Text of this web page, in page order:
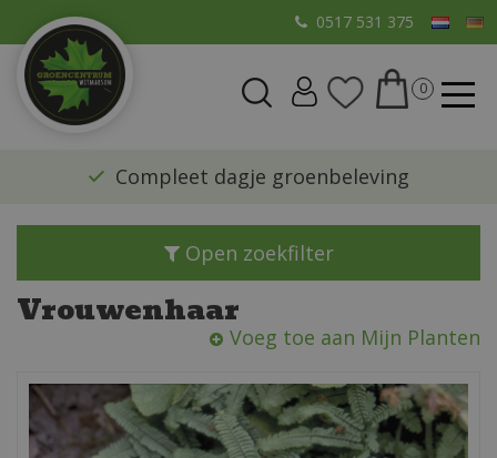
a
0517 531 375
​Compleet dagje groenbeleving
Open zoekfilter
Vrouwenhaar
Voeg toe aan Mijn Planten